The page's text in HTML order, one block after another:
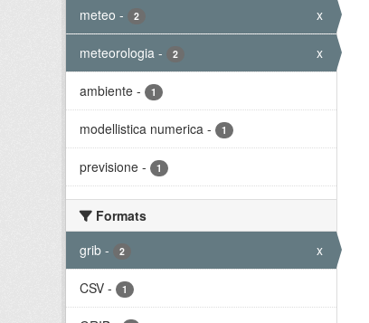
meteo - 2 x
meteorologia - 2 x
ambiente - 1
modellistica numerica - 1
previsione - 1
Formats
grib - 2 x
CSV - 1